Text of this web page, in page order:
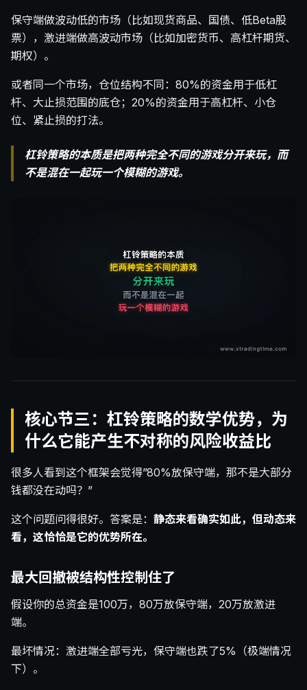
保守端做波动低的市场（比如现货商品、国债、低Beta股
票），激进端做高波动市场（比如加密货币、高杠杆期货、
期权）。
或者同一个市场，仓位结构不同：80%的资金用于低杠
杆、大止损范围的底仓；20%的资金用于高杠杆、小仓
位、紧止损的打法。
杠铃策略的本质是把两种完全不同的游戏分开来玩，而
不是混在一起玩一个模糊的游戏。
核心节三：杠铃策略的数学优势，为
什么它能产生不对称的风险收益比
很多人看到这个框架会觉得”80%放保守端，那不是大部分
钱都没在动吗？”
这个问题问得很好。答案是： 静态来看确实如此，但动态来
看，这恰恰是它的优势所在。
最大回撤被结构性控制住了
假设你的总资金是100万，80万放保守端，20万放激进
端。
最坏情况：激进端全部亏光，保守端也跌了5%（极端情况
下）。